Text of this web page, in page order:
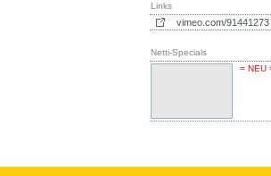
Links
vimeo.com/91441273
Netti-Specials
= NEU